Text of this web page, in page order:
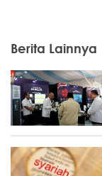
Berita Lainnya